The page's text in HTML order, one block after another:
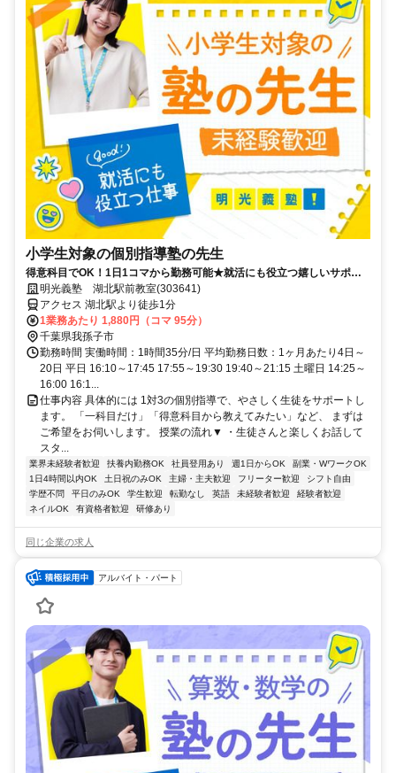
小学生対象の個別指導塾の先生
得意科目でOK！1日1コマから勤務可能★就活にも役立つ嬉しいサポー
トあり！ミドル・シニアも活躍中
明光義塾 湖北駅前教室(303641)
アクセス 湖北駅より徒歩1分
1業務あたり 1,880円（コマ 95分）
千葉県我孫子市
勤務時間 実働時間：1時間35分/日 平均勤務日数：1ヶ月あたり4日～
20日 平日 16:10～17:45 17:55～19:30 19:40～21:15 土曜日 14:25～
16:00 16:1...
仕事内容 具体的には 1対3の個別指導で、やさしく生徒をサポートし
ます。 「一科目だけ」「得意科目から教えてみたい」など、 まずは
ご希望をお伺いします。 授業の流れ▼ ・生徒さんと楽しくお話して
スタ...
業界未経験者歓迎 扶養内勤務OK 社員登用あり 週1日からOK
副業・WワークOK
1日4時間以内OK
土日祝のみOK 主婦・主夫歓迎 フリーター歓迎
シフト自由
学歴不問
平日のみOK 学生歓迎 転勤なし 英語 未経験者歓迎
経験者歓迎
ネイルOK
有資格者歓迎 研修あり
同じ企業の求人
アルバイト・パート